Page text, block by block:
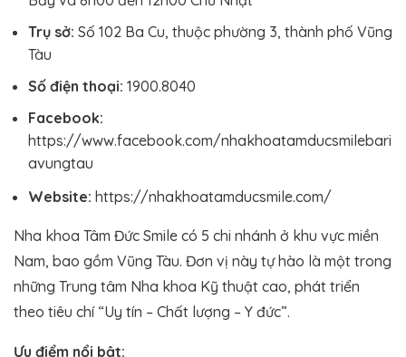
Trụ sở: Số 102 Ba Cu, thuộc phường 3, thành phố Vũng
Tàu
Số điện thoại: 1900.8040
Facebook:
https://www.facebook.com/nhakhoatamducsmilebari
avungtau
Website: https://nhakhoatamducsmile.com/
Nha khoa Tâm Đức Smile có 5 chi nhánh ở khu vực miền
Nam, bao gồm Vũng Tàu. Đơn vị này tự hào là một trong
những Trung tâm Nha khoa Kỹ thuật cao, phát triển
theo tiêu chí “Uy tín – Chất lượng – Y đức”.
Ưu điểm nổi bật: